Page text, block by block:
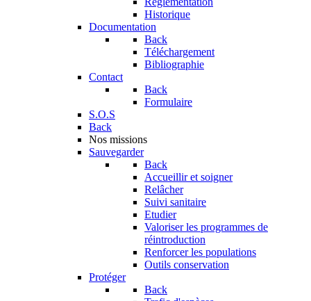
Historique
Documentation
Back
Téléchargement
Bibliographie
Contact
Back
Formulaire
S.O.S
Back
Nos missions
Sauvegarder
Back
Accueillir et soigner
Relâcher
Suivi sanitaire
Etudier
Valoriser les programmes de
réintroduction
Renforcer les populations
Outils conservation
Protéger
Back